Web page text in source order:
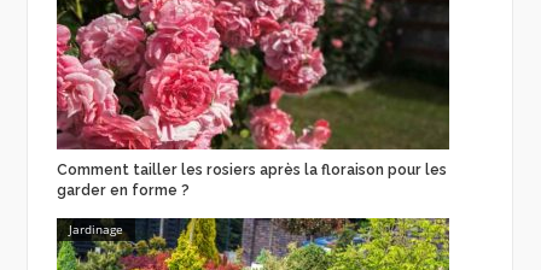
Comment tailler les rosiers après la floraison pour les
garder en forme ?
Jardinage